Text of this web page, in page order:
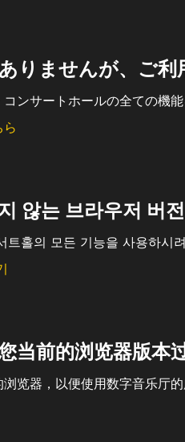
りませんが、ご
ンサートホールの全ての機
않는 브라우저 버
트홀의 모든 기능을 사용하시
当前的浏览器版本
览器，以便使用数字音乐厅的